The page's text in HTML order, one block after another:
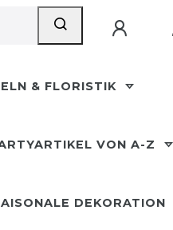
& FLORISTIK
VON A-Z
DEKORATION